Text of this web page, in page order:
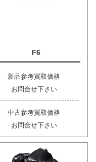
F6
新品参考買取価格
お問合せ下さい
中古参考買取価格
お問合せ下さい